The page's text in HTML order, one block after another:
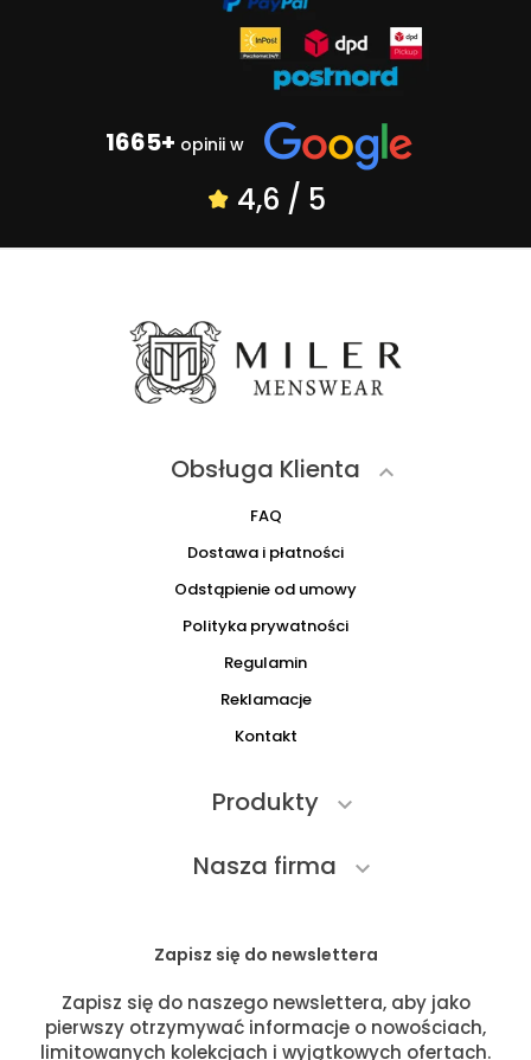
1665+ opinii w
4,6 / 5
Obsługa Klienta 
FAQ
Dostawa i płatności
Odstąpienie od umowy
Polityka prywatności
Regulamin
Reklamacje
Kontakt
Produkty 
Nasza firma 
Zapisz się do newslettera
Zapisz się do naszego newslettera, aby jako
pierwszy otrzymywać informacje o nowościach,
limitowanych kolekcjach i wyjątkowych ofertach.